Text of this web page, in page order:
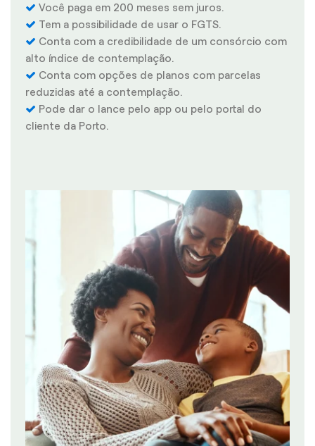
Você paga em 200 meses sem juros.
Tem a possibilidade de usar o FGTS.
Conta com a credibilidade de um consórcio com
alto índice de contemplação.
Conta com opções de planos com parcelas
reduzidas até a contemplação.
Pode dar o lance pelo app ou pelo portal do
cliente da Porto.